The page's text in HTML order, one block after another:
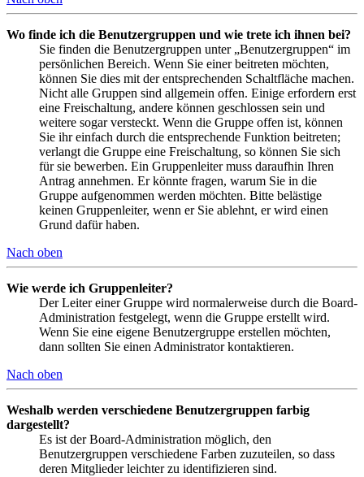
Wo finde ich die Benutzergruppen und wie trete ich ihnen bei?
Sie finden die Benutzergruppen unter „Benutzergruppen“ im
persönlichen Bereich. Wenn Sie einer beitreten möchten,
können Sie dies mit der entsprechenden Schaltfläche machen.
Nicht alle Gruppen sind allgemein offen. Einige erfordern erst
eine Freischaltung, andere können geschlossen sein und
weitere sogar versteckt. Wenn die Gruppe offen ist, können
Sie ihr einfach durch die entsprechende Funktion beitreten;
verlangt die Gruppe eine Freischaltung, so können Sie sich
für sie bewerben. Ein Gruppenleiter muss daraufhin Ihren
Antrag annehmen. Er könnte fragen, warum Sie in die
Gruppe aufgenommen werden möchten. Bitte belästige
keinen Gruppenleiter, wenn er Sie ablehnt, er wird einen
Grund dafür haben.
Nach oben
Wie werde ich Gruppenleiter?
Der Leiter einer Gruppe wird normalerweise durch die Board-
Administration festgelegt, wenn die Gruppe erstellt wird.
Wenn Sie eine eigene Benutzergruppe erstellen möchten,
dann sollten Sie einen Administrator kontaktieren.
Nach oben
Weshalb werden verschiedene Benutzergruppen farbig
dargestellt?
Es ist der Board-Administration möglich, den
Benutzergruppen verschiedene Farben zuzuteilen, so dass
deren Mitglieder leichter zu identifizieren sind.